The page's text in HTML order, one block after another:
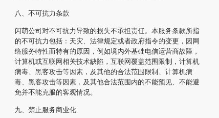
八、不可抗力条款
闪萌公司对不可抗力导致的损失不承担责任。本服务条款所指
的不可抗力包括：天灾、法律规定或者政府指令的变更，因网
络服务特性而特有的原因，例如境内外基础电信运营商故障，
计算机或互联网相关技术缺陷，互联网覆盖范围限制，计算机
病毒、黑客攻击等因素，及其他的合法范围限制、计算机病
毒、黑客攻击等因素，及其他合法范围内的不能预见、不能避
免并不能克服的客观情况。
九、禁止服务商业化